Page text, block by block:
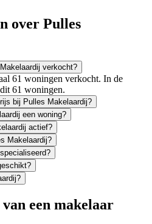
over Pulles
verkocht?
61 woningen verkocht. In de
61 woningen.
bij Pulles Makelaardij?
een woning?
actief?
Makelaardij?
een makelaar